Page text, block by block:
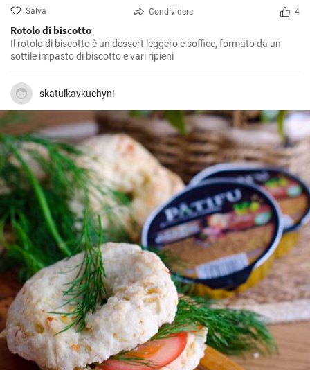
Salva Condividere 4
Rotolo di biscotto
Il rotolo di biscotto è un dessert leggero e soffice, formato da un
sottile impasto di biscotto e vari ripieni
skatulkavkuchyni